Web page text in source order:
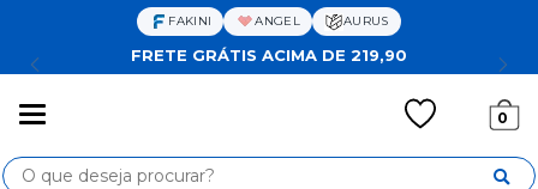
FAKINI ANGEL AURUS
FRETE GRÁTIS ACIMA DE 219,90
0
Busca